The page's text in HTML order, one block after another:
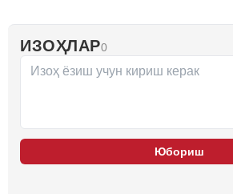
ИЗОҲЛАР0
Юбориш